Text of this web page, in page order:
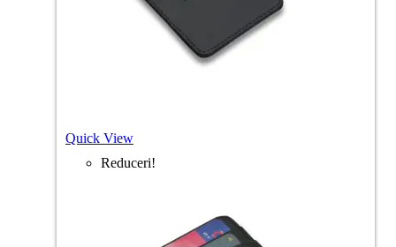
Quick View
Reduceri!